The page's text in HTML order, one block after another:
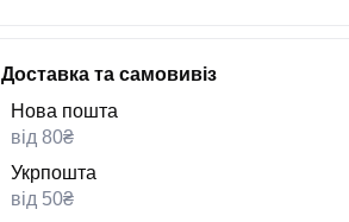
Доставка та самовивіз
Нова пошта
від 80₴
Укрпошта
від 50₴